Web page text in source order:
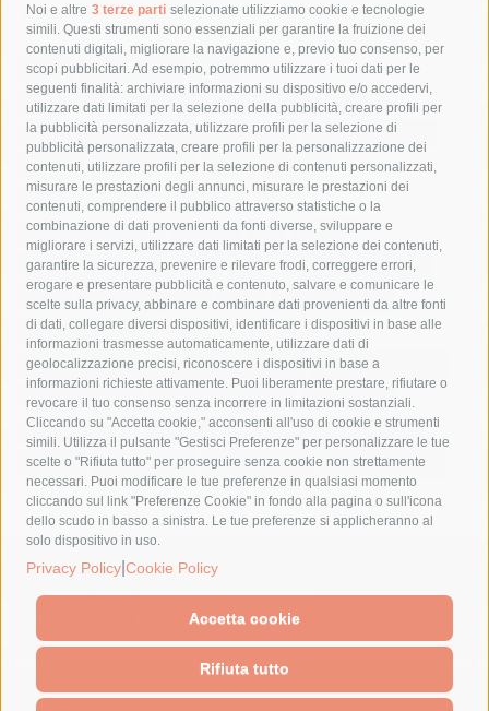
Noi e altre 3 terze parti selezionate utilizziamo cookie e tecnologie
simili. Questi strumenti sono essenziali per garantire la fruizione dei
contenuti digitali, migliorare la navigazione e, previo tuo consenso, per
scopi pubblicitari. Ad esempio, potremmo utilizzare i tuoi dati per le
seguenti finalità: archiviare informazioni su dispositivo e/o accedervi,
utilizzare dati limitati per la selezione della pubblicità, creare profili per
la pubblicità personalizzata, utilizzare profili per la selezione di
pubblicità personalizzata, creare profili per la personalizzazione dei
contenuti, utilizzare profili per la selezione di contenuti personalizzati,
misurare le prestazioni degli annunci, misurare le prestazioni dei
contenuti, comprendere il pubblico attraverso statistiche o la
combinazione di dati provenienti da fonti diverse, sviluppare e
migliorare i servizi, utilizzare dati limitati per la selezione dei contenuti,
garantire la sicurezza, prevenire e rilevare frodi, correggere errori,
erogare e presentare pubblicità e contenuto, salvare e comunicare le
scelte sulla privacy, abbinare e combinare dati provenienti da altre fonti
di dati, collegare diversi dispositivi, identificare i dispositivi in base alle
informazioni trasmesse automaticamente, utilizzare dati di
geolocalizzazione precisi, riconoscere i dispositivi in base a
informazioni richieste attivamente. Puoi liberamente prestare, rifiutare o
revocare il tuo consenso senza incorrere in limitazioni sostanziali.
Cliccando su "Accetta cookie," acconsenti all'uso di cookie e strumenti
simili. Utilizza il pulsante "Gestisci Preferenze" per personalizzare le tue
scelte o "Rifiuta tutto" per proseguire senza cookie non strettamente
necessari. Puoi modificare le tue preferenze in qualsiasi momento
cliccando sul link "Preferenze Cookie" in fondo alla pagina o sull'icona
dello scudo in basso a sinistra. Le tue preferenze si applicheranno al
solo dispositivo in uso.
Privacy Policy Cookie Policy
Accetta cookie
Rifiuta tutto
Tag
acqua allerta meteo
anas
area marina protetta di punta campanella
arresto
Asl Napoli 3 sud
capitaneria di porto capri
carabinieri
castellammare di stabia
circumvesuviana
comune di sorrento
concerto
contagi
costiera amalfitana
covid-19 eav
elezioni
fondazione sorrento
gori guardia costiera
incidente
lavori
lorenzo balducelli mare
massa lubrense
massimo coppola
Meta napoli
ordinanza
penisola sorrentina
piano di sorrento
polizia municipale
protezione civile
Regione Campania
sant'agnello
sindaco cuomo
sorrento studenti temporali
treni
turismo
Vico Equense villa fiorentino vincenzo de luca
© 2015 SorrentoPress. All rights reserved.
Il giornale online della Penisola Sorrentina
Cookie Policy